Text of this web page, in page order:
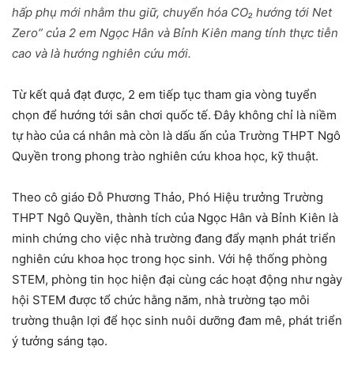
hấp phụ mới nhằm thu giữ, chuyển hóa CO₂ hướng tới Net
Zero” của 2 em Ngọc Hân và Bỉnh Kiên mang tính thực tiễn
cao và là hướng nghiên cứu mới.
Từ kết quả đạt được, 2 em tiếp tục tham gia vòng tuyển
chọn để hướng tới sân chơi quốc tế. Đây không chỉ là niềm
tự hào của cá nhân mà còn là dấu ấn của Trường THPT Ngô
Quyền trong phong trào nghiên cứu khoa học, kỹ thuật.
Theo cô giáo Đỗ Phương Thảo, Phó Hiệu trưởng Trường
THPT Ngô Quyền, thành tích của Ngọc Hân và Bỉnh Kiên là
minh chứng cho việc nhà trường đang đẩy mạnh phát triển
nghiên cứu khoa học trong học sinh. Với hệ thống phòng
STEM, phòng tin học hiện đại cùng các hoạt động như ngày
hội STEM được tổ chức hằng năm, nhà trường tạo môi
trường thuận lợi để học sinh nuôi dưỡng đam mê, phát triển
ý tưởng sáng tạo.